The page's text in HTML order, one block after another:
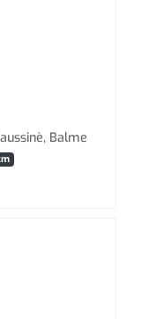
Balme